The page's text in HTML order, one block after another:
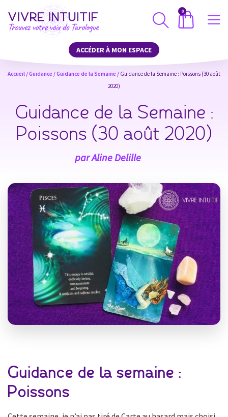
0
ACCÉDER À MON ESPACE
Accueil /Guidance /Guidance de la Semaine / Guidance de la Semaine : Poissons (30 août
2020)
Guidance de la Semaine :
Poissons (30 août 2020)
parAline Delille
Guidance de la semaine :
Poissons